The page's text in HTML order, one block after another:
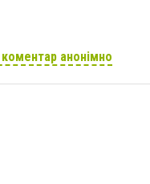
анонімно